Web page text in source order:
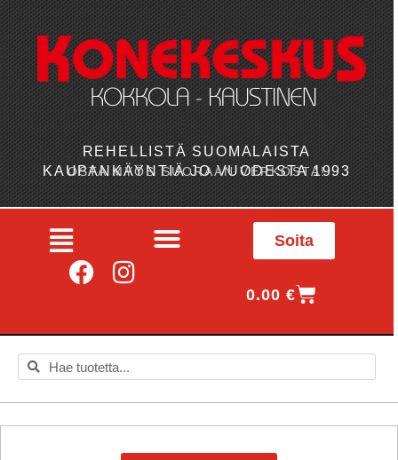
REHELLISTÄ SUOMALAISTA
KAUPANKÄYNTIÄ JO VUODESTA 1993
OSTA MYÖS SUORAAN VERKOSTA!
Soita
0.00€